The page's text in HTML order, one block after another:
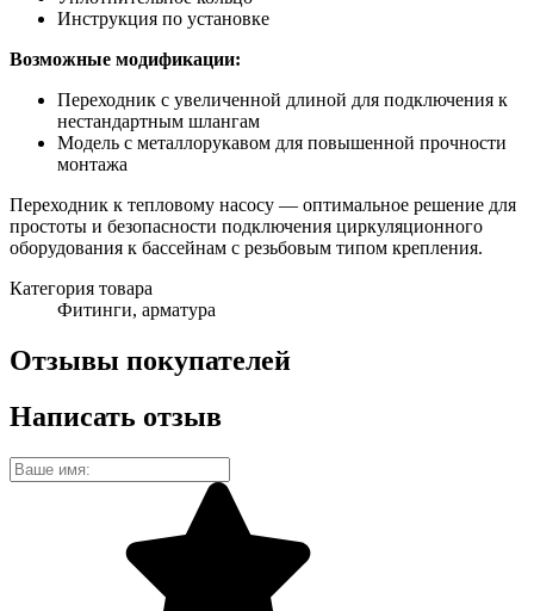
Инструкция по установке
Возможные модификации:
Переходник с увеличенной длиной для подключения к
нестандартным шлангам
Модель с металлорукавом для повышенной прочности
монтажа
Переходник к тепловому насосу — оптимальное решение для
простоты и безопасности подключения циркуляционного
оборудования к бассейнам с резьбовым типом крепления.
Категория товара
Фитинги, арматура
Отзывы покупателей
Написать отзыв